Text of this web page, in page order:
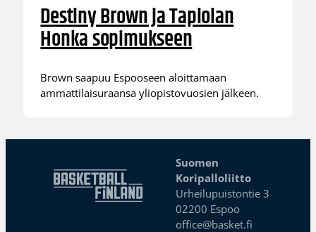
Destiny Brown ja Tapiolan
Honka sopimukseen
Brown saapuu Espooseen aloittamaan
ammattilaisuraansa yliopistovuosien jälkeen.
Suomen
Koripalloliitto
Urheilupuistontie 3
02200 Espoo
office@basket.fi